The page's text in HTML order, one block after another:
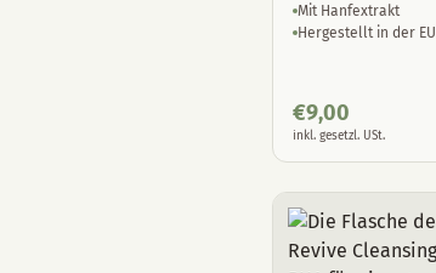
Mit Hanfextrakt
Hergestellt in der EU
€9,00
inkl. gesetzl. USt.